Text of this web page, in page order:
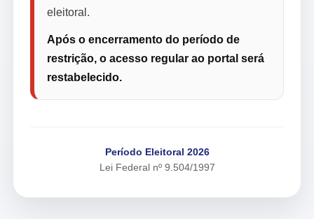
eleitoral.
Após o encerramento do período de
restrição, o acesso regular ao portal será
restabelecido.
Período Eleitoral 2026
Lei Federal nº 9.504/1997